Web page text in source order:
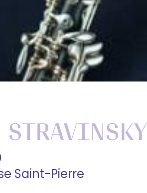
Stravinsky
Saint-Pierre